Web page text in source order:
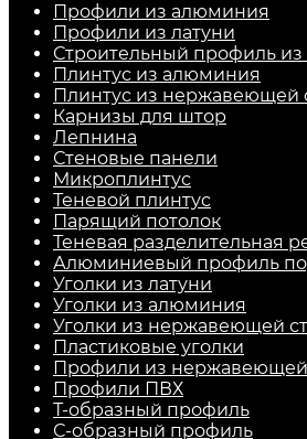
Профили из алюминия
Профили из латуни
Строительный профиль
Плинтус из алюминия
Плинтус из нержавеющей
Карнизы для штор
Лепнина
Стеновые панели
Микроплинтус
Теневой плинтус
Парящий потолок
Теневая разделительная
Алюминиевый профиль
Уголки из латуни
Уголки из алюминия
Уголки из нержавеющей
Пластиковые уголки
Профили из нержавеющей
Профили ПВХ
Т-образный профиль
С-образный профиль